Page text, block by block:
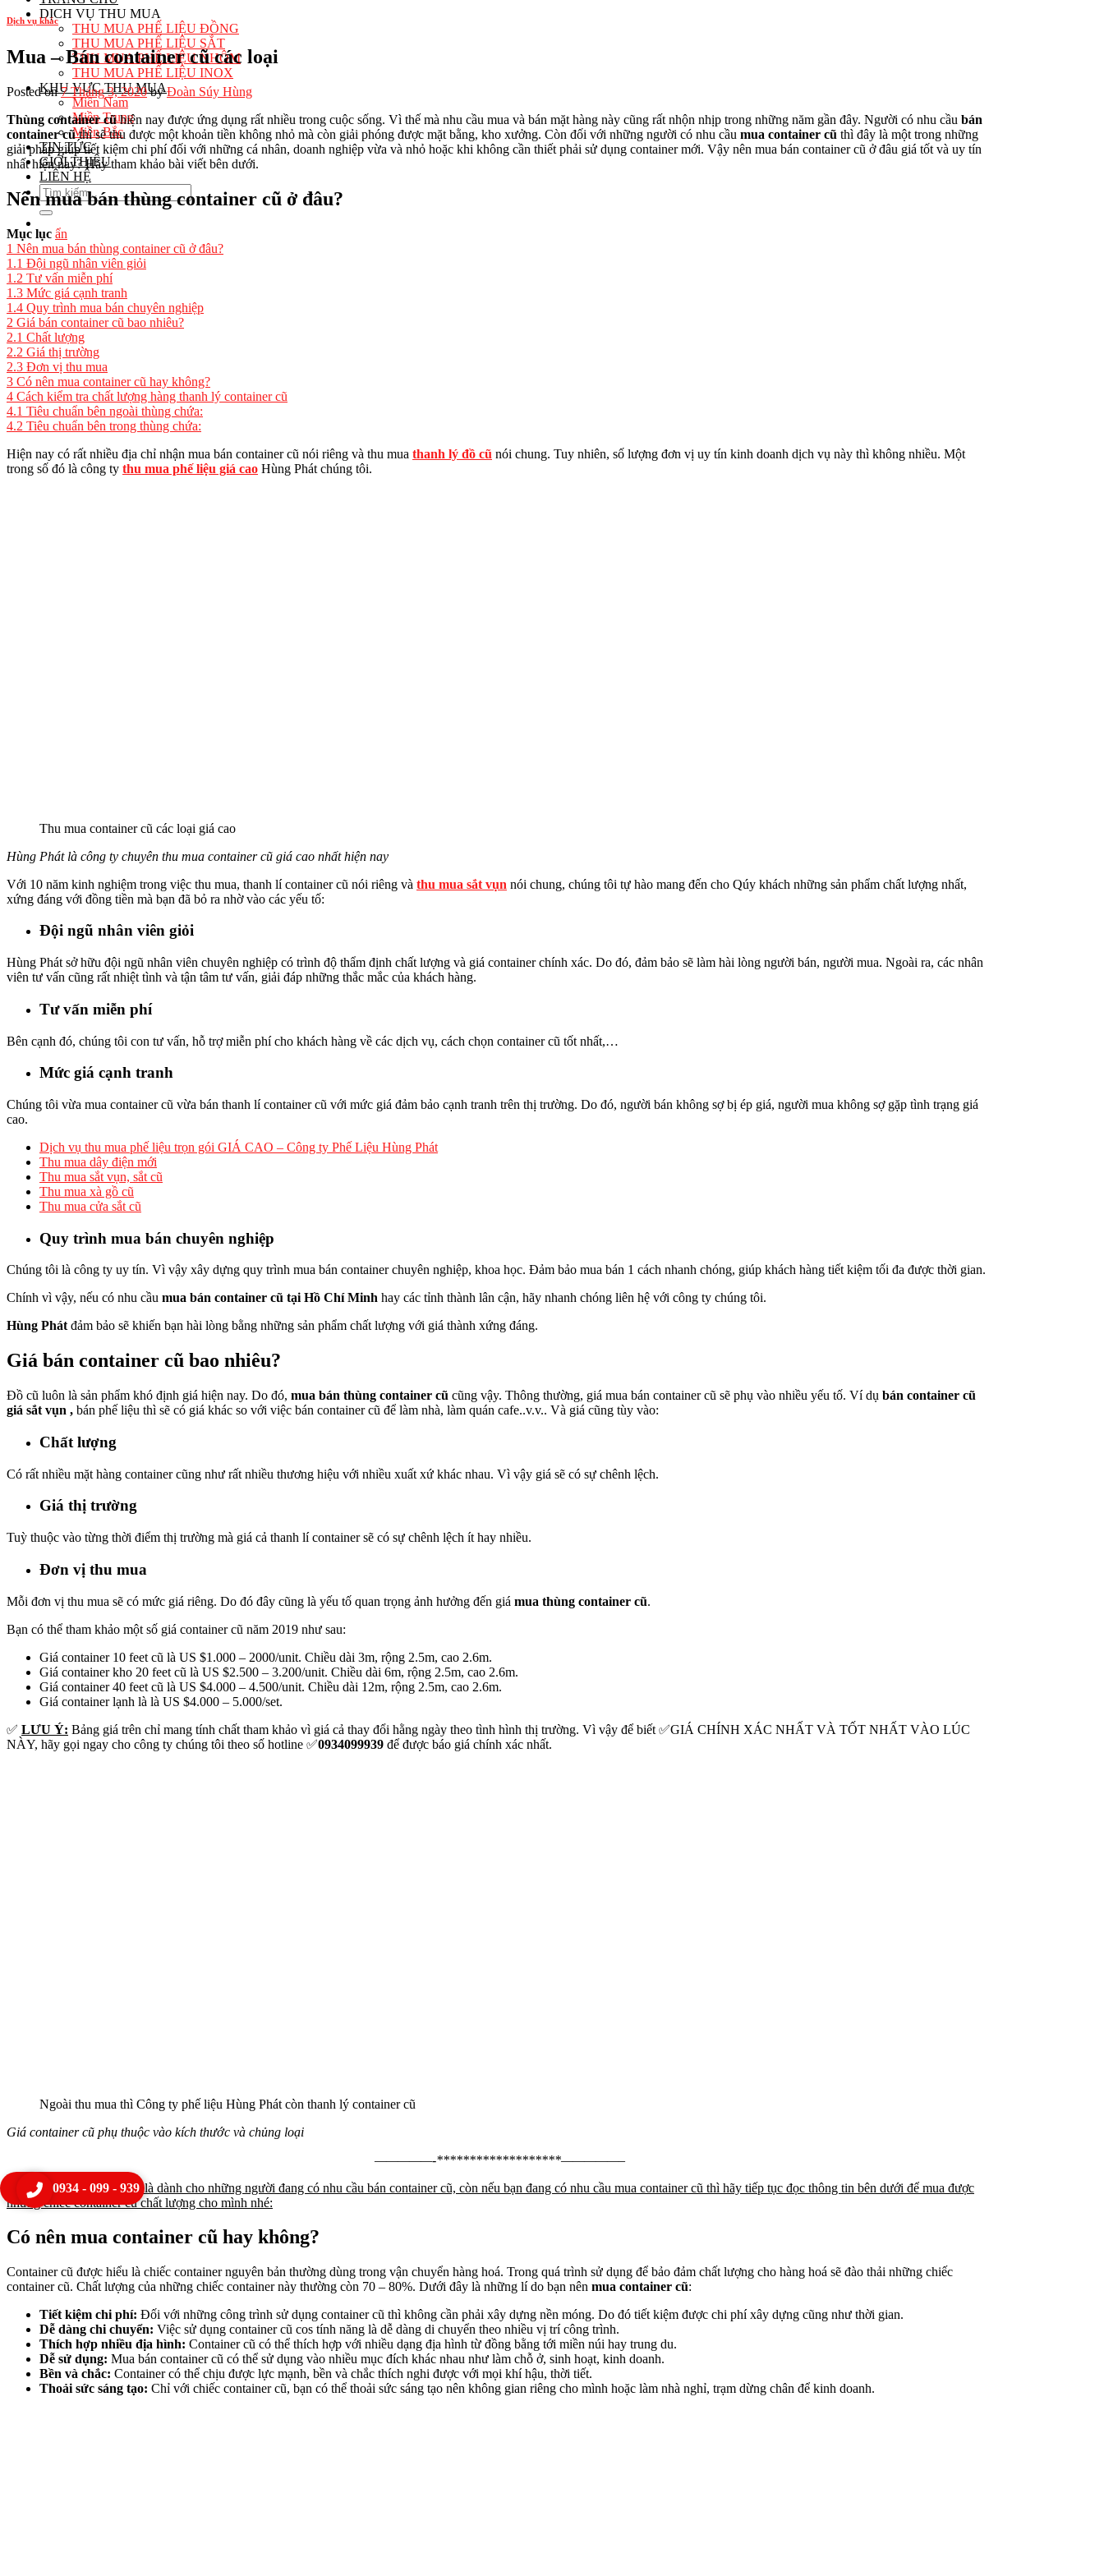
DỊCH VỤ THU MUA
THU MUA PHẾ LIỆU ĐỒNG
THU MUA PHẾ LIỆU SẮT
THU MUA PHẾ LIỆU NHÔM
THU MUA PHẾ LIỆU INOX
KHU VỰC THU MUA
Miền Nam
Miền Trung
Miền Bắc
TIN TỨC
GIỚI THIỆU
LIÊN HỆ
Dịch vụ khác
Mua – Bán container cũ các loại
Posted on7 Tháng 3, 2020byĐoàn Súy Hùng
Thùng container cũhiện nay được ứng dụng rất nhiều trong cuộc sống. Vì thế mà nhu cầu mua và bán mặt hàng này cũng rất nhộn nhịp trong những năm gần đây. Người có nhu cầu bán
container cũthì sẽ thu được một khoản tiền không nhỏ mà còn giải phóng được mặt bằng, kho xưởng. Còn đối với những người có nhu cầu mua container cũ thì đây là một trong những
giải pháp giúp tiết kiệm chi phí đối với những cá nhân, doanh nghiệp vừa và nhỏ hoặc khi không cần thiết phải sử dụng container mới. Vậy nên mua bán container cũ ở đâu giá tốt và uy tín
nhất hiện nay? Hãy tham khảo bài viết bên dưới.
Nên mua bán thùng container cũ ở đâu?
Mục lục ẩn
1 Nên mua bán thùng container cũ ở đâu?
1.1 Đội ngũ nhân viên giỏi
1.2 Tư vấn miễn phí
1.3 Mức giá cạnh tranh
1.4 Quy trình mua bán chuyên nghiệp
2 Giá bán container cũ bao nhiêu?
2.1 Chất lượng
2.2 Giá thị trường
2.3 Đơn vị thu mua
3 Có nên mua container cũ hay không?
4 Cách kiểm tra chất lượng hàng thanh lý container cũ
4.1 Tiêu chuẩn bên ngoài thùng chứa:
4.2 Tiêu chuẩn bên trong thùng chứa:
Hiện nay có rất nhiều địa chỉ nhận mua bán container cũ nói riêng và thu mua thanh lý đồ cũ nói chung. Tuy nhiên, số lượng đơn vị uy tín kinh doanh dịch vụ này thì không nhiều. Một
trong số đó là công ty thu mua phế liệu giá cao Hùng Phát chúng tôi.
Thu mua container cũ các loại giá cao
Hùng Phát là công ty chuyên thu mua container cũ giá cao nhất hiện nay
Với 10 năm kinh nghiệm trong việc thu mua, thanh lí container cũ nói riêng và thu mua sắt vụn nói chung, chúng tôi tự hào mang đến cho Qúy khách những sản phẩm chất lượng nhất,
xứng đáng với đồng tiền mà bạn đã bỏ ra nhờ vào các yếu tố:
Đội ngũ nhân viên giỏi
Hùng Phát sở hữu đội ngũ nhân viên chuyên nghiệp có trình độ thẩm định chất lượng và giá container chính xác. Do đó, đảm bảo sẽ làm hài lòng người bán, người mua. Ngoài ra, các nhân
viên tư vấn cũng rất nhiệt tình và tận tâm tư vấn, giải đáp những thắc mắc của khách hàng.
Tư vấn miễn phí
Bên cạnh đó, chúng tôi con tư vấn, hỗ trợ miễn phí cho khách hàng về các dịch vụ, cách chọn container cũ tốt nhất,…
Mức giá cạnh tranh
Chúng tôi vừa mua container cũ vừa bán thanh lí container cũ với mức giá đảm bảo cạnh tranh trên thị trường. Do đó, người bán không sợ bị ép giá, người mua không sợ gặp tình trạng giá
cao.
Dịch vụ thu mua phế liệu trọn gói GIÁ CAO – Công ty Phế Liệu Hùng Phát
Thu mua dây điện mới
Thu mua sắt vụn, sắt cũ
Thu mua xà gồ cũ
Thu mua cửa sắt cũ
Quy trình mua bán chuyên nghiệp
Chúng tôi là công ty uy tín. Vì vậy xây dựng quy trình mua bán container chuyên nghiệp, khoa học. Đảm bảo mua bán 1 cách nhanh chóng, giúp khách hàng tiết kiệm tối đa được thời gian.
Chính vì vậy, nếu có nhu cầu mua bán container cũ tại Hồ Chí Minh hay các tỉnh thành lân cận, hãy nhanh chóng liên hệ với công ty chúng tôi.
Hùng Phátđảm bảo sẽ khiến bạn hài lòng bằng những sản phẩm chất lượng với giá thành xứng đáng.
Giá bán container cũ bao nhiêu?
Đồ cũ luôn là sản phẩm khó định giá hiện nay. Do đó, mua bán thùng container cũ cũng vậy. Thông thường, giá mua bán container cũ sẽ phụ vào nhiều yếu tố. Ví dụ bán container cũ
giá sắt vụn , bán phế liệu thì sẽ có giá khác so với việc bán container cũ để làm nhà, làm quán cafe..v.v.. Và giá cũng tùy vào:
Chất lượng
Có rất nhiều mặt hàng container cũng như rất nhiều thương hiệu với nhiều xuất xứ khác nhau. Vì vậy giá sẽ có sự chênh lệch.
Giá thị trường
Tuỳ thuộc vào từng thời điểm thị trường mà giá cả thanh lí container sẽ có sự chênh lệch ít hay nhiều.
Đơn vị thu mua
Mỗi đơn vị thu mua sẽ có mức giá riêng. Do đó đây cũng là yếu tố quan trọng ảnh hưởng đến giá mua thùng container cũ.
Bạn có thể tham khảo một số giá container cũ năm 2019 như sau:
Giá container 10 feet cũ là US $1.000 – 2000/unit. Chiều dài 3m, rộng 2.5m, cao 2.6m.
Giá container kho 20 feet cũ là US $2.500 – 3.200/unit. Chiều dài 6m, rộng 2.5m, cao 2.6m.
Giá container 40 feet cũ là US $4.000 – 4.500/unit. Chiều dài 12m, rộng 2.5m, cao 2.6m.
Giá container lạnh là là US $4.000 – 5.000/set.
✅ LƯU Ý: Bảng giá trên chỉ mang tính chất tham khảo vì giá cả thay đổi hằng ngày theo tình hình thị trường. Vì vậy để biết ✅GIÁ CHÍNH XÁC NHẤT VÀ TỐT NHẤT VÀO LÚC
NÀY, hãy gọi ngay cho công ty chúng tôi theo số hotline ✅0934099939 để được báo giá chính xác nhất.
Ngoài thu mua thì Công ty phế liệu Hùng Phát còn thanh lý container cũ
Giá container cũ phụ thuộc vào kích thước và chủng loại
—————-*******************—————–
Những thông tin phía trên là dành cho những người đang có nhu cầu bán container cũ, còn nếu bạn đang có nhu cầu mua container cũ thì hãy tiếp tục đọc thông tin bên dưới để mua được
những chiếc container cũ chất lượng cho mình nhé:
Có nên mua container cũ hay không?
Container cũ được hiểu là chiếc container nguyên bản thường dùng trong vận chuyển hàng hoá. Trong quá trình sử dụng để bảo đảm chất lượng cho hàng hoá sẽ đào thải những chiếc
container cũ. Chất lượng của những chiếc container này thường còn 70 – 80%. Dưới đây là những lí do bạn nên mua container cũ:
Tiết kiệm chi phí: Đối với những công trình sử dụng container cũ thì không cần phải xây dựng nền móng. Do đó tiết kiệm được chi phí xây dựng cũng như thời gian.
Dễ dàng chi chuyển: Việc sử dụng container cũ cos tính năng là dễ dàng di chuyển theo nhiều vị trí công trình.
Thích hợp nhiều địa hình: Container cũ có thể thích hợp với nhiều dạng địa hình từ đồng bằng tới miền núi hay trung du.
Dễ sử dụng: Mua bán container cũ có thể sử dụng vào nhiều mục đích khác nhau như làm chỗ ở, sinh hoạt, kinh doanh.
Bền và chắc: Container có thể chịu được lực mạnh, bền và chắc thích nghi được với mọi khí hậu, thời tiết.
Thoải sức sáng tạo: Chỉ với chiếc container cũ, bạn có thể thoải sức sáng tạo nên không gian riêng cho mình hoặc làm nhà nghỉ, trạm dừng chân để kinh doanh.
0934 - 099 - 939